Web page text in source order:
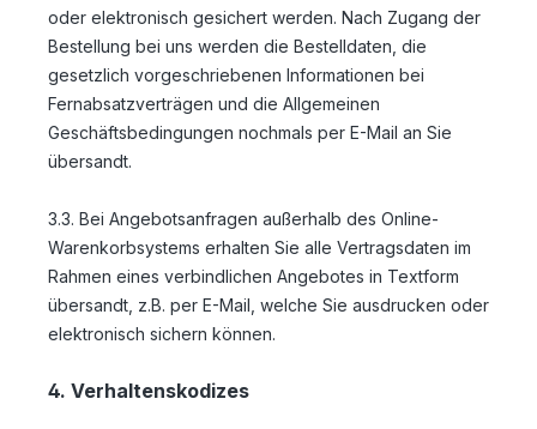
oder elektronisch gesichert werden. Nach Zugang der
Bestellung bei uns werden die Bestelldaten, die
gesetzlich vorgeschriebenen Informationen bei
Fernabsatzverträgen und die Allgemeinen
Geschäftsbedingungen nochmals per E-Mail an Sie
übersandt.
3.3. Bei Angebotsanfragen außerhalb des Online-
Warenkorbsystems erhalten Sie alle Vertragsdaten im
Rahmen eines verbindlichen Angebotes in Textform
übersandt, z.B. per E-Mail, welche Sie ausdrucken oder
elektronisch sichern können.
4. Verhaltenskodizes